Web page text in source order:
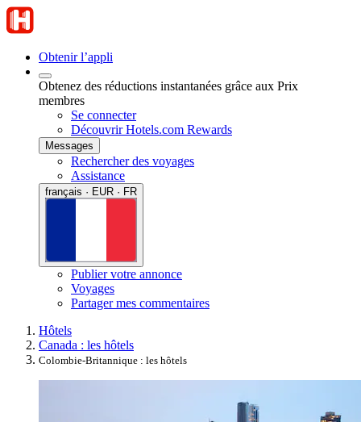
Obtenir l’appli
Obtenez des réductions instantanées grâce aux Prix
membres
Se connecter
Découvrir Hotels.com Rewards
Messages
Rechercher des voyages
Assistance
français · EUR · FR
Publier votre annonce
Voyages
Partager mes commentaires
Hôtels
Canada : les hôtels
Colombie-Britannique : les hôtels